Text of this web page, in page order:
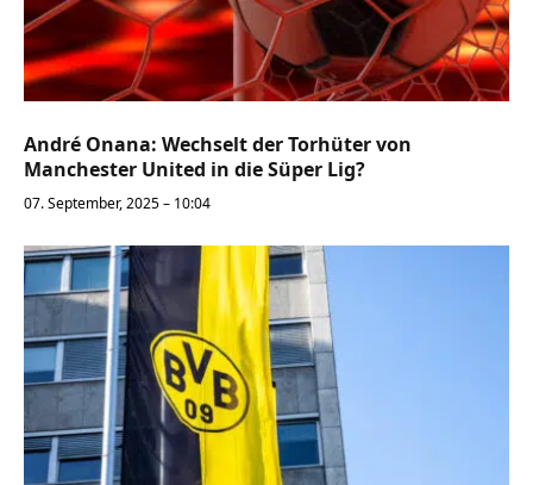
André Onana: Wechselt der Torhüter von
Manchester United in die Süper Lig?
07. September, 2025 – 10:04